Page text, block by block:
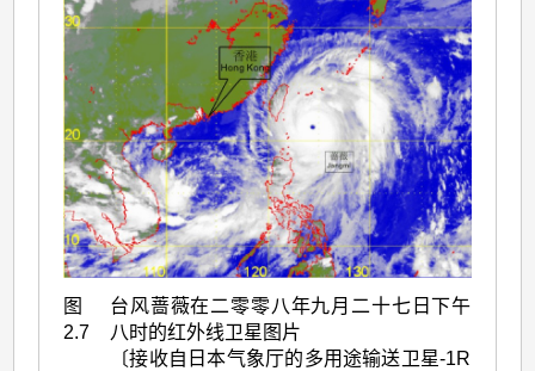
图
2.7
台风蔷薇在二零零八年九月二十七日下午
八时的红外线卫星图片
〔接收自日本气象厅的多用途输送卫星-1R